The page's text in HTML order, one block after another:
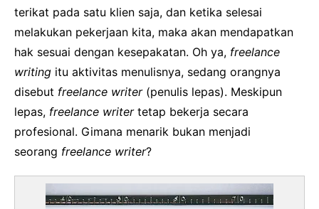
terikat pada satu klien saja, dan ketika selesai
melakukan pekerjaan kita, maka akan mendapatkan
hak sesuai dengan kesepakatan. Oh ya, freelance
writing itu aktivitas menulisnya, sedang orangnya
disebut freelance writer (penulis lepas). Meskipun
lepas, freelance writertetap bekerja secara
profesional. Gimana menarik bukan menjadi
seorang freelance writer?